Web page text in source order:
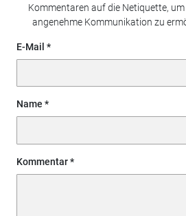
Kommentaren auf die Netiquette, um
angenehme Kommunikation zu
E-Mail
Name
Kommentar